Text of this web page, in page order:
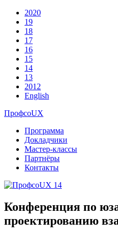
2020
19
18
17
16
15
14
13
2012
English
ПрофсоUX
Программа
Докладчики
Мастер-классы
Партнёры
Контакты
14
Конференция по
проектированию